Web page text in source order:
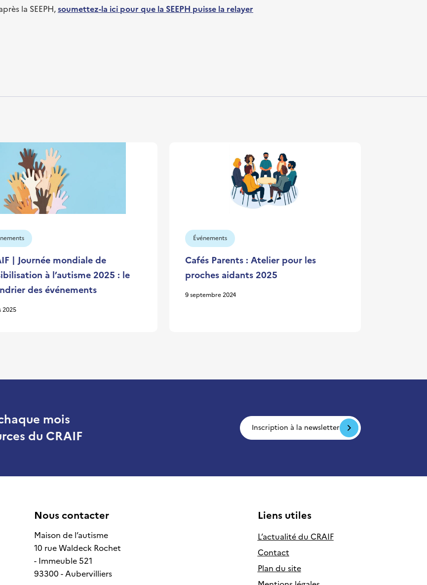
la SEEPH,soumettez-la ici pour que la SEEPH puisse la relayer
| Journée mondiale de
à l’autisme 2025 : le
des événements
2025
Événements
Cafés Parents : Atelier pour les
proches aidants 2025
9 septembre 2024
mois
du CRAIF
Inscription à la newsletter
Nous contacter
Maison de l’autisme
10 rue Waldeck Rochet
- Immeuble 521
93300 - Aubervilliers
Liens utiles
L’actualité du CRAIF
Contact
Plan du site